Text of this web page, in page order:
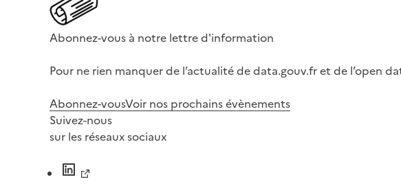
Abonnez-vous à notre lettre d'information
Pour ne rien manquer de l’actualité de data.gouv.fr et de l’open
Abonnez-vousVoir nos prochains évènements
Suivez-nous
sur les réseaux sociaux